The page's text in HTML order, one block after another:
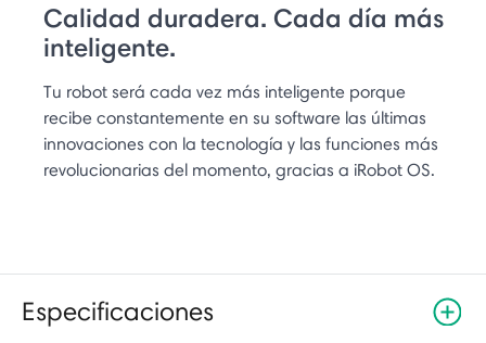
Calidad duradera. Cada día más
inteligente.
Tu robot será cada vez más inteligente porque
recibe constantemente en su software las últimas
innovaciones con la tecnología y las funciones más
revolucionarias del momento, gracias a iRobot OS.
Especificaciones